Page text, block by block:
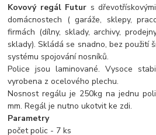
Kovový regál Futur s
domácnostech ( garáže, sklepy,
firmách (dílny, sklady, archivy,
sklady). Skládá se snadno, bez použití
systému spojování nosníků.
Police jsou laminované. Vysoce
vyrobena z ocelového plechu.
Nosnost regálu je 250kg na jednu
mm. Regál je nutno ukotvit ke zdi.
Parametry
počet polic - 7 ks